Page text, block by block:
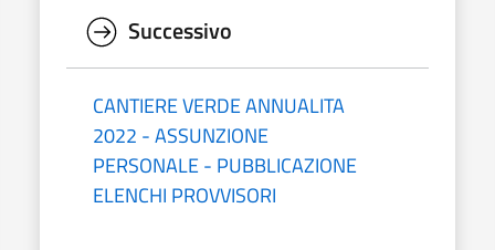
Successivo
CANTIERE VERDE ANNUALITA
2022 - ASSUNZIONE
PERSONALE - PUBBLICAZIONE
ELENCHI PROVVISORI